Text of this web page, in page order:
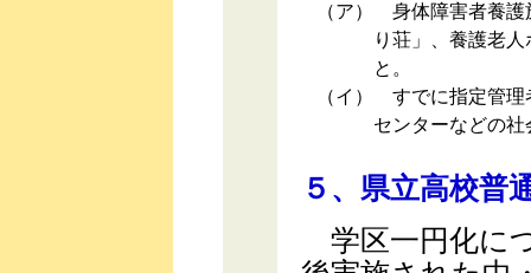
（ア）
身体障害者養護
り荘」、養護老
と。
（イ）
すでに指定管理
センターなどの
５、県立高校普
学区一円化に